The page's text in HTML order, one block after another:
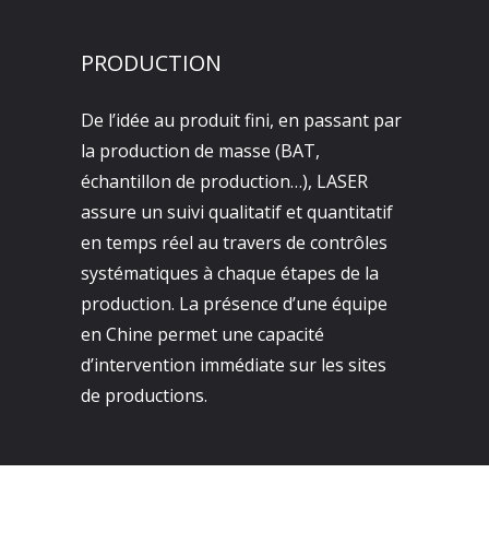
PRODUCTION
De l’idée au produit fini, en passant par
la production de masse (BAT,
échantillon de production…), LASER
assure un suivi qualitatif et quantitatif
en temps réel au travers de contrôles
systématiques à chaque étapes de la
production. La présence d’une équipe
en Chine permet une capacité
d’intervention immédiate sur les sites
de productions.